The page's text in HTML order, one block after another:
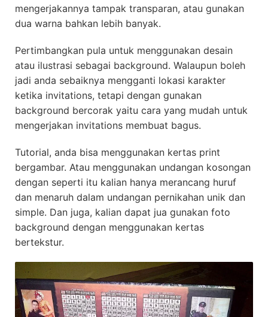
mengerjakannya tampak transparan, atau gunakan
dua warna bahkan lebih banyak.
Pertimbangkan pula untuk menggunakan desain
atau ilustrasi sebagai background. Walaupun boleh
jadi anda sebaiknya mengganti lokasi karakter
ketika invitations, tetapi dengan gunakan
background bercorak yaitu cara yang mudah untuk
mengerjakan invitations membuat bagus.
Tutorial, anda bisa menggunakan kertas print
bergambar. Atau menggunakan undangan kosongan
dengan seperti itu kalian hanya merancang huruf
dan menaruh dalam undangan pernikahan unik dan
simple. Dan juga, kalian dapat jua gunakan foto
background dengan menggunakan kertas
bertekstur.